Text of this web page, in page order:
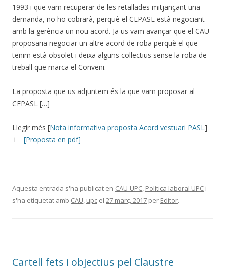
1993 i que vam recuperar de les retallades mitjançant una
demanda, no ho cobrarà, perquè el CEPASL està negociant
amb la gerència un nou acord. Ja us vam avançar que el CAU
proposaria negociar un altre acord de roba perquè el que
tenim està obsolet i deixa alguns col·lectius sense la roba de
treball que marca el Conveni.
La proposta que us adjuntem és la que vam proposar al
CEPASL […]
Llegir més [Nota informativa proposta Acord vestuari PASL ]
i
[Proposta en pdf]
Aquesta entrada s'ha publicat en CAU-UPC Política laboral UPC i
s'ha etiquetat amb CAU upc el 27 març, 2017 per Editor.
Cartell fets i objectius pel Claustre